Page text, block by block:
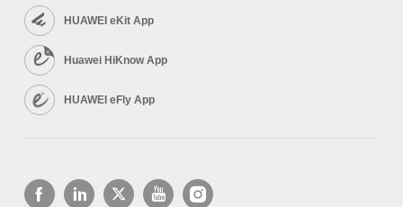
HUAWEI eKit App
Huawei HiKnow App
HUAWEI eFly App